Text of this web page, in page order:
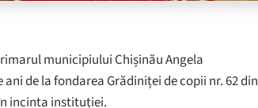
municipiului Chișinău Angela
de la fondarea Grădiniței de copii nr. 62 din
incinta instituției.